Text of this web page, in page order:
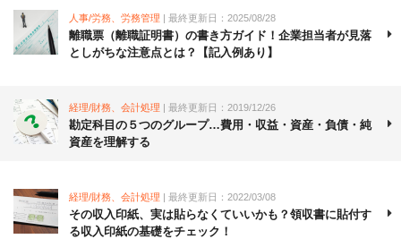
人事/労務、労務管理 | 最終更新日：2025/08/28
離職票（離職証明書）の書き方ガイド！企業担当者が見落
としがちな注意点とは？【記入例あり】
経理/財務、会計処理 | 最終更新日：2019/12/26
勘定科目の５つのグループ…費用・収益・資産・負債・純
資産を理解する
経理/財務、会計処理 | 最終更新日：2022/03/08
その収入印紙、実は貼らなくていいかも？領収書に貼付す
る収入印紙の基礎をチェック！